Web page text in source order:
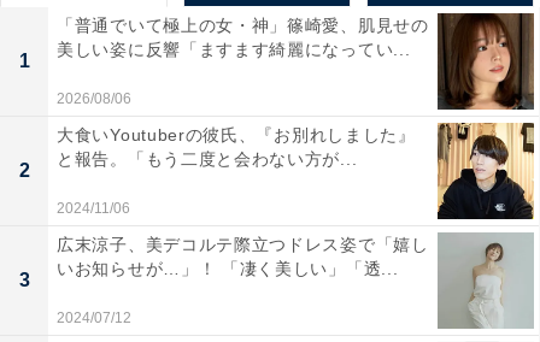
1
「普通でいて極上の女・神」篠崎愛、肌見せの
美しい姿に反響「ますます綺麗になってい...
2026/08/06
2
大食いYoutuberの彼氏、『お別れしました』
と報告。「もう二度と会わない方が...
2024/11/06
3
広末涼子、美デコルテ際立つドレス姿で「嬉し
いお知らせが…」！ 「凄く美しい」「透...
2024/07/12